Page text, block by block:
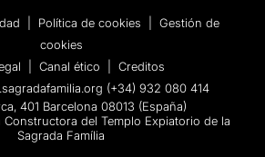
Política de cookies
Gestión de
cookies
Canal ético
Creditos
(+34) 932 080 414
401 Barcelona 08013 (España)
del Templo Expiatorio de la
Sagrada Família